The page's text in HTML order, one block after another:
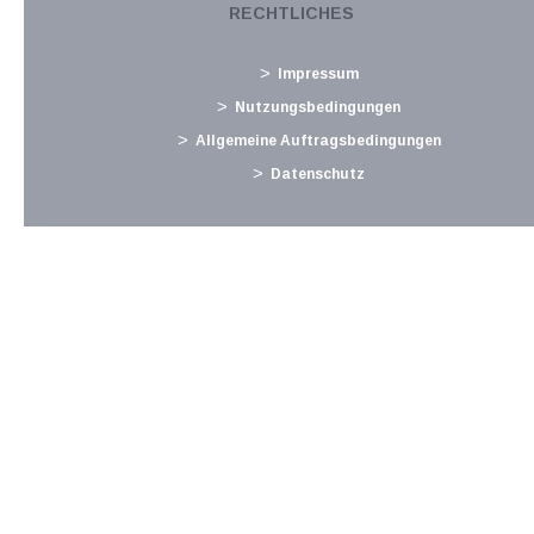
Barlis 06 - Investimentos Imobiliários e Turísticos SA vom
Zulässigkeit des Vorsteuerabzugs zu beurteilen. Ein
portugiesischer Hotel- und...
empfehlen drucken
RECHTLICHES
Impressum
Nutzungsbedingungen
Allgemeine Auftragsbedingungen
Datenschutz